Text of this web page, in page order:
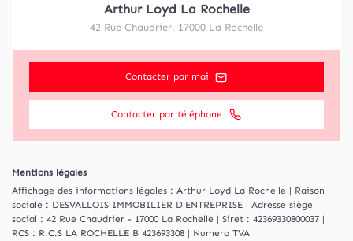
Arthur Loyd La Rochelle
42 Rue Chaudrier, 17000 La Rochelle
Contacter par mail
Contacter par téléphone
Mentions légales
Affichage des informations légales : Arthur Loyd La Rochelle | Raison
sociale : DESVALLOIS IMMOBILIER D'ENTREPRISE | Adresse siège
social : 42 Rue Chaudrier - 17000 La Rochelle | Siret : 42369330800037 |
RCS : R.C.S LA ROCHELLE B 423693308 | Numero TVA